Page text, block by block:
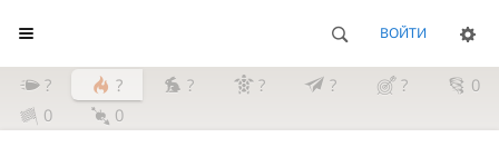
ВОЙТИ
? ? ? ? ? ?
0
0
0